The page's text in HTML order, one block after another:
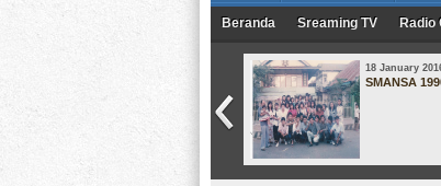
Beranda Sreaming TV Radio
18 January
SMANSA